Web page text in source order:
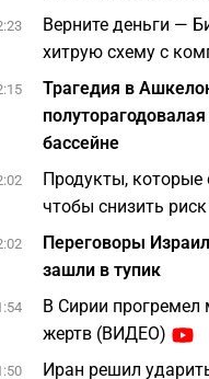
Верните деньги —
хитрую схему с
Трагедия в
бассейне
Продукты, которые
чтобы снизить
Переговоры
зашли в тупик
В Сирии
жертв (ВИДЕО)
Иран решил